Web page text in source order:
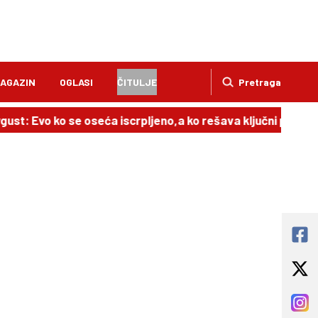
Pretraga
OGLASI ČITULJE
Evo ko se oseća iscrpljeno,a ko rešava ključni